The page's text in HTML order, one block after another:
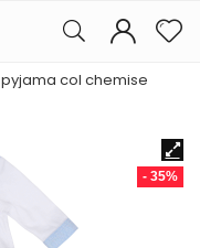
pyjama col chemise
- 35%